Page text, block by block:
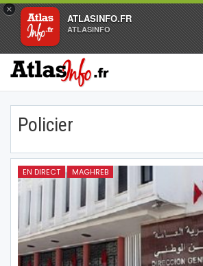
×
ATLASINFO.FR
ATLASINFO
Policier
EN DIRECT MAGHREB